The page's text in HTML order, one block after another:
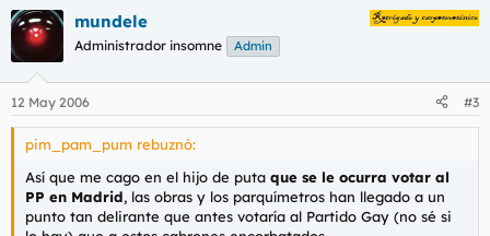
mundele
Administrador insomne Admin
12 May 2006 #3
pim_pam_pum rebuznó:
Así que me cago en el hijo de puta que se le ocurra votar al
PP en Madrid, las obras y los parquímetros han llegado a un
punto tan delirante que antes votaría al Partido Gay (no sé si